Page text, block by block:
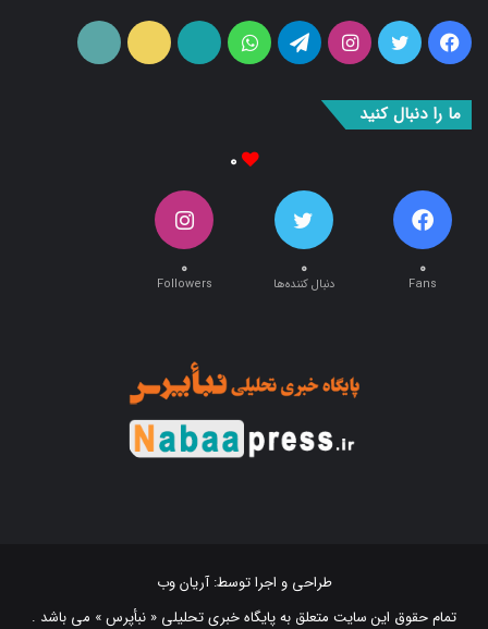
فیس
توییتر اینستاگرامتلگرام واتس
آپارات ایتا
ما را دنبال کنید
۰
۰
Fans
۰
دنبال کننده‌ها
۰
Followers
طراحی و اجرا توسط:آریان وب
تمام حقوق این سایت متعلق به پایگاه خبری تحلیلی « نبأپرس » می باشد .